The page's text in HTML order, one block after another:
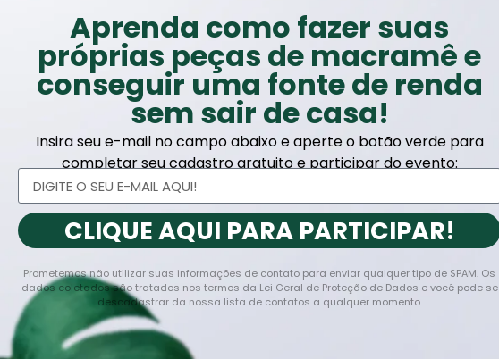
Aprenda como fazer suas
próprias peças de macramê e
conseguir uma fonte de renda
sem sair de casa!
Insira seu e-mail no campo abaixo e aperte o botão verde para
completar seu cadastro gratuito e participar do evento:
CLIQUE AQUI PARA PARTICIPAR!
Prometemos não utilizar suas informações de contato para enviar qualquer tipo de SPAM. Os
dados coletados são tratados nos termos da Lei Geral de Proteção de Dados e você pode se
descadastrar da nossa lista de contatos a qualquer momento.